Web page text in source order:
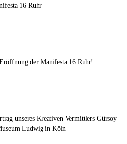
16 Ruhr
der Manifesta 16 Ruhr!
unseres Kreativen Vermittlers Gürsoy
Ludwig in Köln